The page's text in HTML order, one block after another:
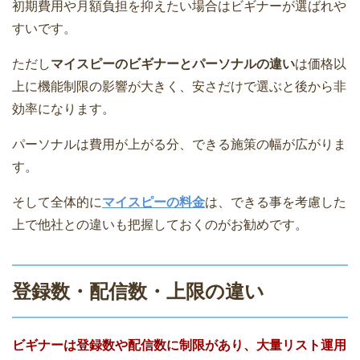
初期費用や月額負担を抑えたい場合はビギナーが選ばれや
すいです。
ただしマイスピーのビギナーとパーソナルの違いは価格以
上に機能制限の影響が大きく、安さだけで選ぶと後から非
効率になります。
パーソナルは費用が上がる分、できる施策の幅が広がりま
す。
そして全体的にマイスピーの料金は、できる事を考慮した
上で他社との違いも把握しておくのがお勧めです。
登録数・配信数・上限の違い
ビギナーは登録数や配信数に制限があり、大量リスト運用